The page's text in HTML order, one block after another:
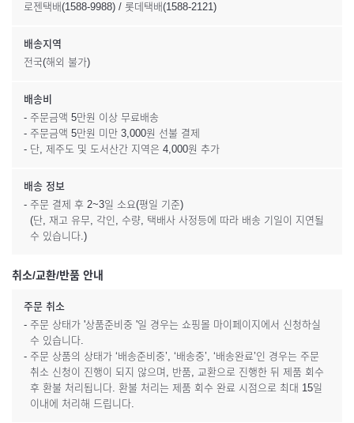
로젠택배(1588-9988) / 롯데택배(1588-2121)
배송지역
전국(해외 불가)
배송비
- 주문금액 5만원 이상 무료배송
- 주문금액 5만원 미만 3,000원 선불 결제
- 단, 제주도 및 도서산간 지역은 4,000원 추가
배송 정보
- 주문 결제 후 2~3일 소요(평일 기준)
(단, 재고 유무, 각인, 수량, 택배사 사정등에 따라 배송 기일이 지연될
수 있습니다.)
취소/교환/반품 안내
주문 취소
- 주문 상태가 '상품준비중 '일 경우는 쇼핑몰 마이페이지에서 신청하실
수 있습니다.
- 주문 상품의 상태가 ‘배송준비중’, ‘배송중’, ‘배송완료’인 경우는 주문
취소 신청이 진행이 되지 않으며, 반품, 교환으로 진행한 뒤 제품 회수
후 환불 처리됩니다. 환불 처리는 제품 회수 완료 시점으로 최대 15일
이내에 처리해 드립니다.